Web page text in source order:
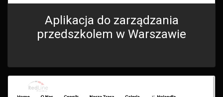
Aplikacja do zarządzania
przedszkolem w Warszawie